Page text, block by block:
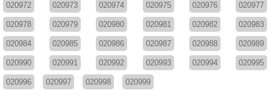
020972 020973 020974 020975 020976 020977
020978 020979 020980 020981 020982 020983
020984 020985 020986 020987 020988 020989
020990 020991 020992 020993 020994 020995
020996 020997 020998 020999